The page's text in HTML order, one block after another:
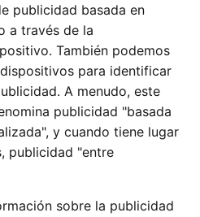
publicidad basada en
a través de la
También podemos
para identificar
A menudo, este
publicidad "basada
y cuando tiene lugar
publicidad "entre
sobre la publicidad